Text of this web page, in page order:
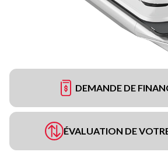
DEMANDE DE
ÉVALUATION DE